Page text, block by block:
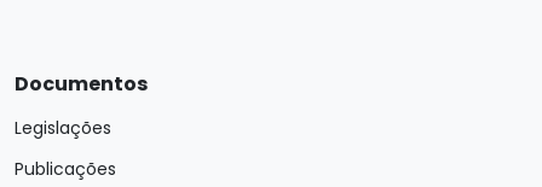
Documentos
Legislações
Publicações